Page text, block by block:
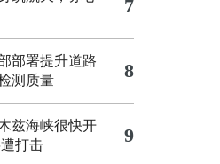
7
部署提升道路
测质量
8
兹海峡很快开
打击
9